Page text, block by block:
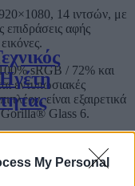
My Personal
Από την
14 ιντσών, με
επιδράσεις αφής
sRGB / 72% και
εντυπωσιακές
είναι εξαιρετικά
Glass 6.
8 ης
γενιάς της Intel®